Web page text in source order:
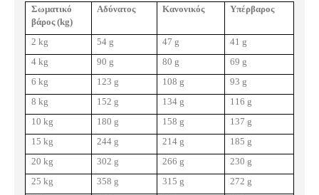
Σωματικό
βάρος (kg)
Αδύνατος Κανονικός Υπέρβαρος
2 kg 54 g 47 g
41 g
4 kg
90 g 80 g
69 g
6 kg
123 g 108 g
93 g
8 kg
152 g 134 g
116 g
10 kg
180 g 158 g
137 g
15 kg
244 g 214 g
185 g
20 kg
302 g 266 g
230 g
25 kg
358 g 315 g
272 g